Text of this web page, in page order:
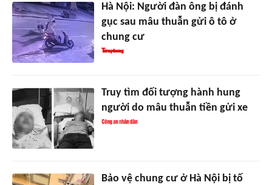
Hà Nội: Người đàn ông bị đánh
gục sau mâu thuẫn gửi ô tô ở
chung cư
Truy tìm đối tượng hành hung
người do mâu thuẫn tiền gửi xe
Bảo vệ chung cư ở Hà Nội bị tố